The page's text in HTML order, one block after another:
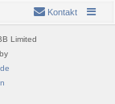
Kontakt
Limited